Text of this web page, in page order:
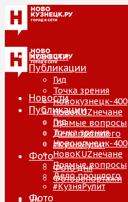
Новости
Публикации
Гид
Точка зрения
Новокузнецк-400
НовоKUZнечане
Прямые вопросы
Дело прошлого
#КузняРулит
Фото
Фото дня
Фоторепортажи
VK
Новости
Публикации
Гид
Точка зрения
Новокузнецк-400
НовоKUZнечане
Прямые вопросы
Дело прошлого
#КузняРулит
Фото